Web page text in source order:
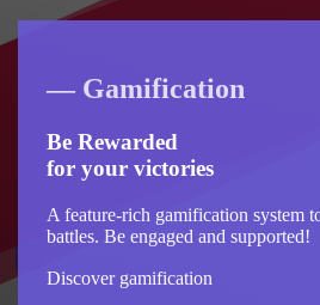
― Gamification
Be Rewarded
for your victories
A feature-rich gamification system
battles. Be engaged and supported!
Discover gamification